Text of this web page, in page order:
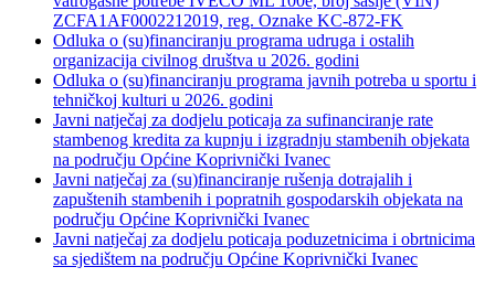
ZCFA1AF0002212019, reg. Oznake KC-872-FK
Odluka o (su)financiranju programa udruga i ostalih
organizacija civilnog društva u 2026. godini
Odluka o (su)financiranju programa javnih potreba u sportu i
tehničkoj kulturi u 2026. godini
Javni natječaj za dodjelu poticaja za sufinanciranje rate
stambenog kredita za kupnju i izgradnju stambenih objekata
na području Općine Koprivnički Ivanec
Javni natječaj za (su)financiranje rušenja dotrajalih i
zapuštenih stambenih i popratnih gospodarskih objekata na
području Općine Koprivnički Ivanec
Javni natječaj za dodjelu poticaja poduzetnicima i obrtnicima
sa sjedištem na području Općine Koprivnički Ivanec